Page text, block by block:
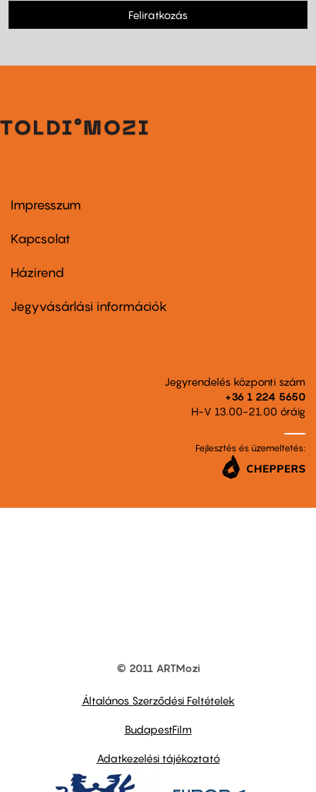
Feliratkozás
Footer
first
Impresszum
Kapcsolat
Footer
second
Házirend
Jegyvásárlási információk
Jegyrendelés központi szám
+36 1 224 5650
H-V 13.00-21.00 óráig
Fejlesztés és üzemeltetés:
© 2011 ARTMozi
Általános Szerződési Feltételek
BudapestFilm
Adatkezelési tájékoztató